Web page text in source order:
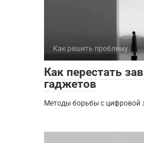
Как решить проблему
Как перестать
гаджетов
Методы борьбы с цифровой